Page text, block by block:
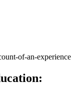
of-an-experience